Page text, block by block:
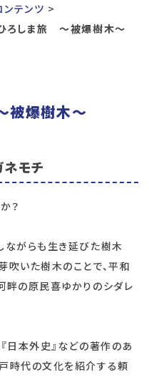
テンツ
ろしま旅 〜被爆樹木〜
被爆樹木〜
モチ
？
ながらも生き延びた樹木
吹いた樹木のことで、平和
畔の原民喜ゆかりのシダレ
日本外史』などの著作のあ
時代の文化を紹介する頼